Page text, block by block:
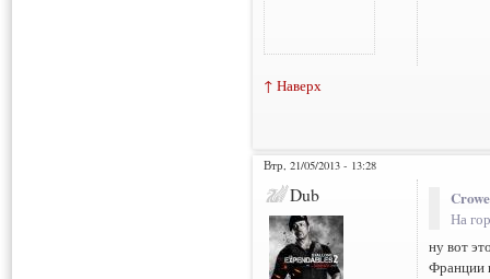
↑ Наверх
Втр, 21/05/2013 - 13:28
Dub
На
ну вот
Франции